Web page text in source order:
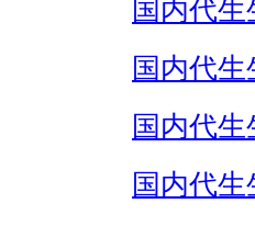
国内代
国内代
国内代
国内代生